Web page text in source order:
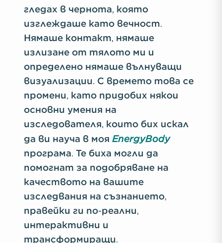
гледах в чернота, която
изглеждаше като вечност.
Нямаше контакт, нямаше
излизане от тялото ми и
определено нямаше вълнуващи
визуализации. С времето това се
промени, като придобих някои
основни умения на
изследователя, които бих искал
да ви науча в моя EnergyBody
програма. Те биха могли да
помогнат за подобряване на
качеството на вашите
изследвания на съзнанието,
правейки ги по-реални,
интерактивни и
трансформиращи.